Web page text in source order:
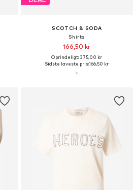
SCOTCH & SODA
Shirts
166,50 kr
Oprindeligt: 375,00 kr
Sidste laveste pris:166,50 kr